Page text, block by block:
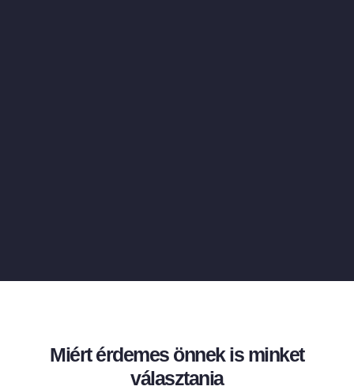
Miért érdemes önnek is minket
választania